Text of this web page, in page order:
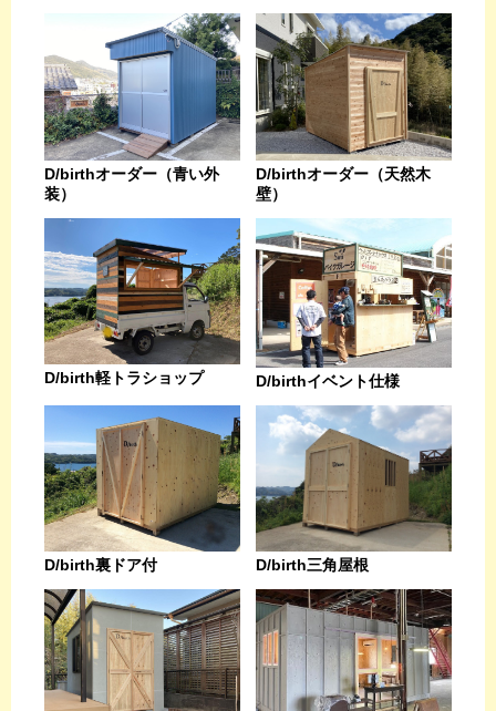
D/birthオーダー（青い外
装）
D/birthオーダー（天然木
壁）
D/birth軽トラショップ D/birthイベント仕様
D/birth裏ドア付 D/birth三角屋根